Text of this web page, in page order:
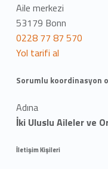
Aile merkezi
53179 Bonn
0228 77 87 570
Yol tarifi al
Sorumlu koordinasyon
Adına
İki Uluslu Aileler ve
İletişim Kişileri